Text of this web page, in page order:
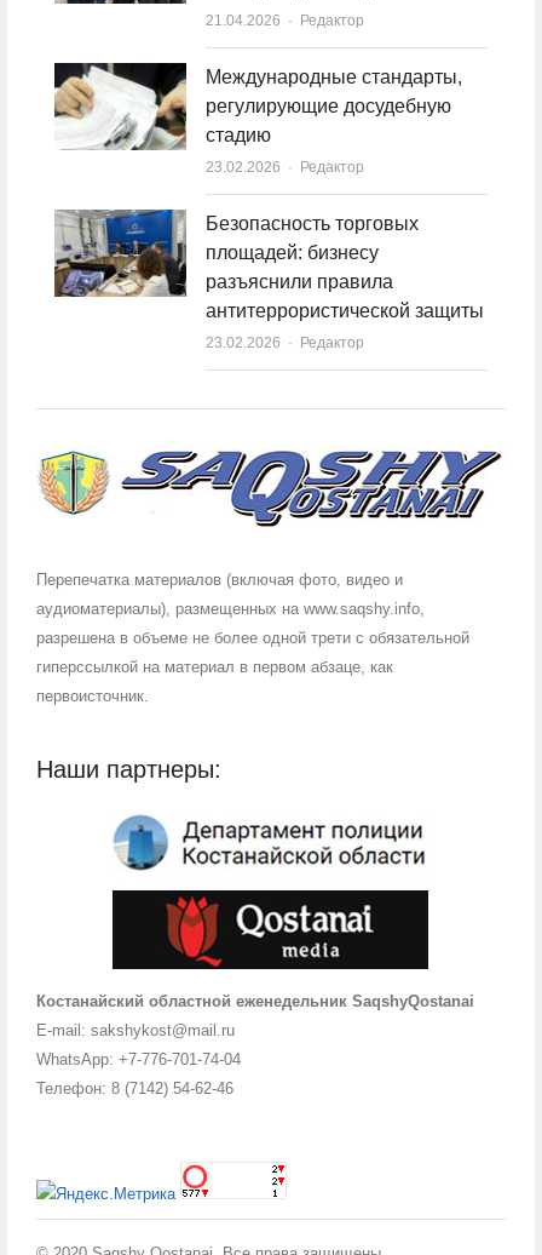
21.04.2026 Author
Редактор
Международные стандарты,
регулирующие досудебную
стадию
23.02.2026 Author
Редактор
Безопасность торговых
площадей: бизнесу
разъяснили правила
антитеррористической защиты
23.02.2026 Author
Редактор
Перепечатка материалов (включая фото, видео и
аудиоматериалы), размещенных на www.saqshy.info,
разрешена в объеме не более одной трети с обязательной
гиперссылкой на материал в первом абзаце, как
первоисточник.
Наши партнеры:
Костанайский областной еженедельник SaqshyQostanai
E-mail: sakshykost@mail.ru
WhatsApp: +7-776-701-74-04
Телефон: 8 (7142) 54-62-46